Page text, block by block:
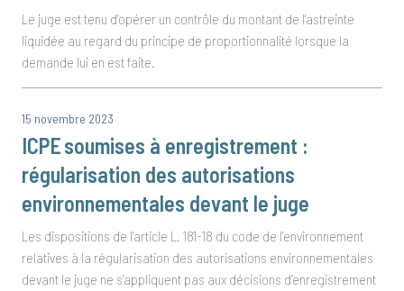
Le juge est tenu d’opérer un contrôle du montant de l’astreinte
liquidée au regard du principe de proportionnalité lorsque la
demande lui en est faite.
15 novembre 2023
ICPE soumises à enregistrement :
régularisation des autorisations
environnementales devant le juge
Les dispositions de l’article L. 181-18 du code de l’environnement
relatives à la régularisation des autorisations environnementales
devant le juge ne s’appliquent pas aux décisions d’enregistrement